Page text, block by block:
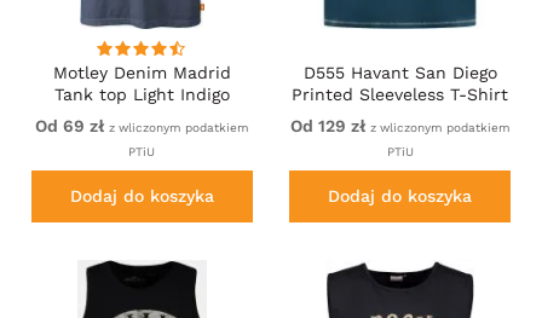
Motley Denim Madrid
Tank top Light Indigo
Od 69 zł z wliczonym podatkiem
PTiU
Dodaj do koszyka
D555 Havant San Diego
Printed Sleeveless T-Shirt
French Navy
Od 129 zł z wliczonym podatkiem
PTiU
Dodaj do koszyka